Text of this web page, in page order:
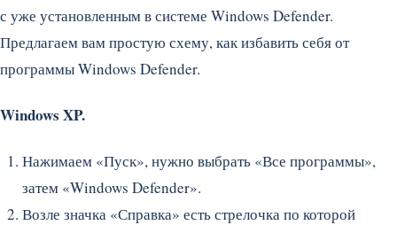
с уже установленным в системе Windows Defender.
Предлагаем вам простую схему, как избавить себя от
программы Windows Defender.
Windows XP.
Нажимаем «Пуск», нужно выбрать «Все программы»,
затем «Windows Defender».
Возле значка «Справка» есть стрелочка по которой